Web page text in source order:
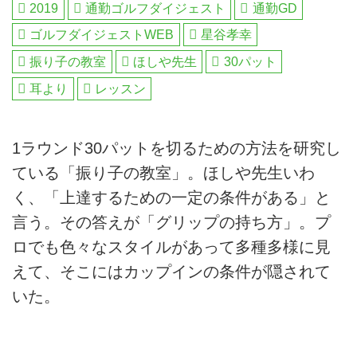
2019 通勤ゴルフダイジェスト
通勤GD
ゴルフダイジェストWEB
星谷孝幸
振り子の教室
ほしや先生
30パット
耳より
レッスン
1ラウンド30パットを切るための方法を研究し
ている「振り子の教室」。ほしや先生いわ
く、「上達するための一定の条件がある」と
言う。その答えが「グリップの持ち方」。プ
ロでも色々なスタイルがあって多種多様に見
えて、そこにはカップインの条件が隠されて
いた。